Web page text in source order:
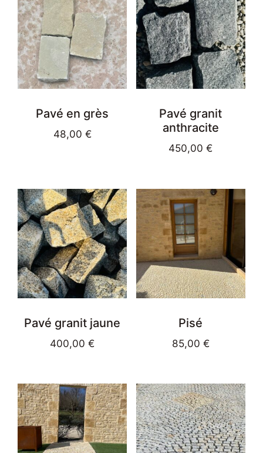
Pavé en grès
48,00 €
Pavé granit
anthracite
450,00€
Pavé granit jaune
400,00€
Pisé
85,00 €